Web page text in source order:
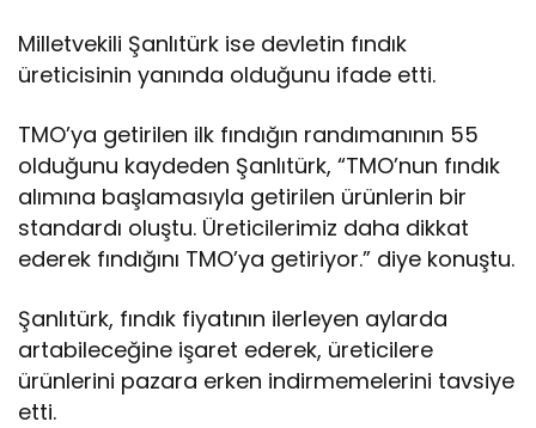
Milletvekili Şanlıtürk ise devletin fındık
üreticisinin yanında olduğunu ifade etti.
TMO’ya getirilen ilk fındığın randımanının 55
olduğunu kaydeden Şanlıtürk, “TMO’nun fındık
alımına başlamasıyla getirilen ürünlerin bir
standardı oluştu. Üreticilerimiz daha dikkat
ederek fındığını TMO’ya getiriyor.” diye konuştu.
Şanlıtürk, fındık fiyatının ilerleyen aylarda
artabileceğine işaret ederek, üreticilere
ürünlerini pazara erken indirmemelerini tavsiye
etti.